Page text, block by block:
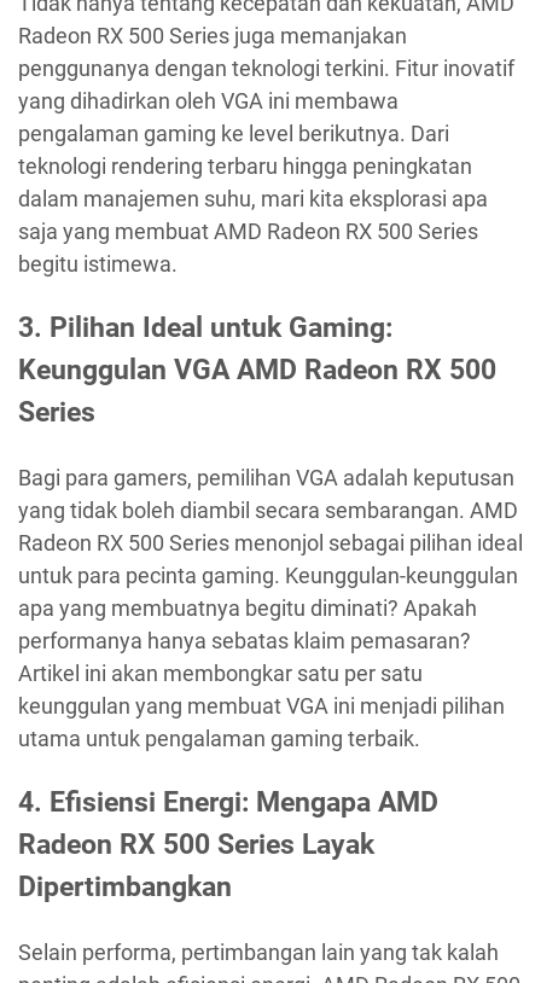
Radeon RX 500 Series juga memanjakan
penggunanya dengan teknologi terkini. Fitur inovatif
yang dihadirkan oleh VGA ini membawa
pengalaman gaming ke level berikutnya. Dari
teknologi rendering terbaru hingga peningkatan
dalam manajemen suhu, mari kita eksplorasi apa
saja yang membuat AMD Radeon RX 500 Series
begitu istimewa.
3. Pilihan Ideal untuk Gaming:
Keunggulan VGA AMD Radeon RX 500
Series
Bagi para gamers, pemilihan VGA adalah keputusan
yang tidak boleh diambil secara sembarangan. AMD
Radeon RX 500 Series menonjol sebagai pilihan ideal
untuk para pecinta gaming. Keunggulan-keunggulan
apa yang membuatnya begitu diminati? Apakah
performanya hanya sebatas klaim pemasaran?
Artikel ini akan membongkar satu per satu
keunggulan yang membuat VGA ini menjadi pilihan
utama untuk pengalaman gaming terbaik.
4. Efisiensi Energi: Mengapa AMD
Radeon RX 500 Series Layak
Dipertimbangkan
Selain performa, pertimbangan lain yang tak kalah